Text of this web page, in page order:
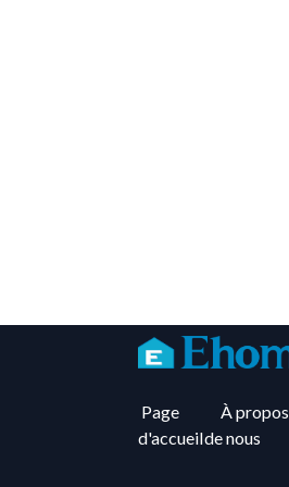
Page
d'accueil
À propos
de nous